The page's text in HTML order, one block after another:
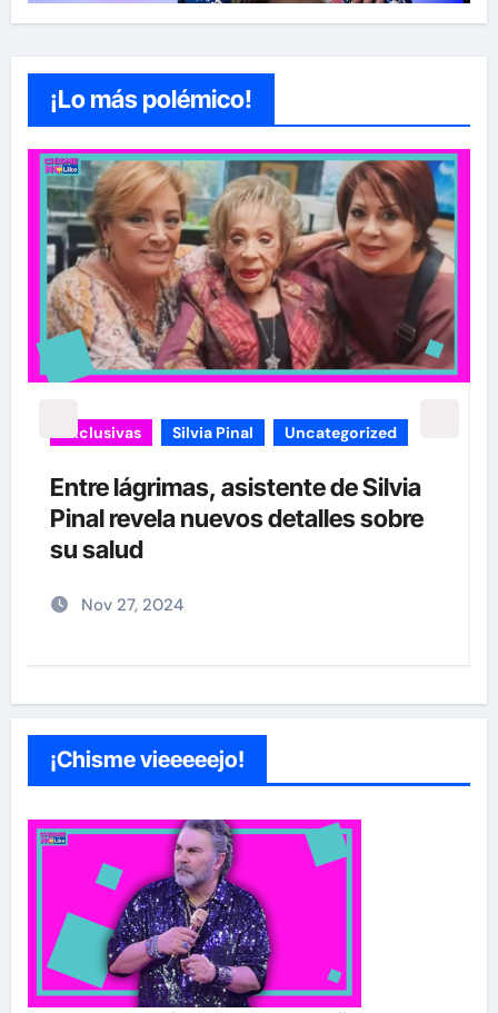
¡Lo más polémico!
carolina Sandoval Exclusivas
¡EXCLUSIVA! Revelamos la verdad
detrás del divorcio de Carolina
Sandoval y Nick Hernández
Nov 26, 2024
¡Chisme vieeeeejo!